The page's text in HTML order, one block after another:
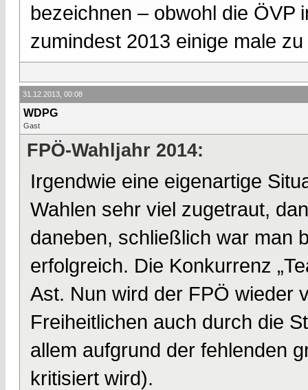
bezeichnen – obwohl die ÖVP
zumindest 2013 einige male
31.12.2013, 00:08
WDPG
Gast
FPÖ-Wahljahr 2014:
Irgendwie eine eigenartige
Wahlen sehr viel zugetraut,
daneben, schließlich war man
erfolgreich. Die Konkurrenz
Ast. Nun wird der FPÖ wieder
Freiheitlichen auch durch die
allem aufgrund der fehlenden
kritisiert wird).